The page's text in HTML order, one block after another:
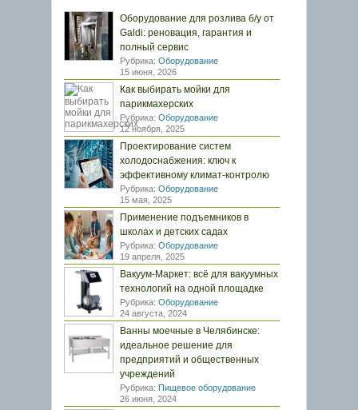
Оборудование для розлива б/у от
Galdi: реновация, гарантия и
полный сервис
Рубрика: Оборудование
15 июня, 2026
Как выбирать мойки для
парикмахерских
Рубрика: Оборудование
12 ноября, 2025
Проектирование систем
холодоснабжения: ключ к
эффективному климат-контролю
Рубрика: Оборудование
15 мая, 2025
Применение подъемников в
школах и детских садах
Рубрика: Оборудование
19 апреля, 2025
Вакуум-Маркет: всё для вакуумных
технологий на одной площадке
Рубрика: Оборудование
24 августа, 2024
Ванны моечные в Челябинске:
идеальное решение для
предприятий и общественных
учреждений
Рубрика: Пищевое оборудование
26 июня, 2024